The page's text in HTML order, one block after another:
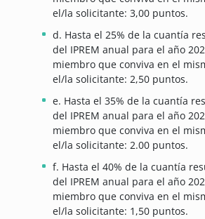
el/la solicitante: 3,00 puntos.
d. Hasta el 25% de la cuantía
del IPREM anual para el año
miembro que conviva en el
el/la solicitante: 2,50 puntos.
e. Hasta el 35% de la cuantía
del IPREM anual para el año
miembro que conviva en el
el/la solicitante: 2.00 puntos.
f. Hasta el 40% de la cuantía
del IPREM anual para el año
miembro que conviva en el
el/la solicitante: 1,50 puntos.